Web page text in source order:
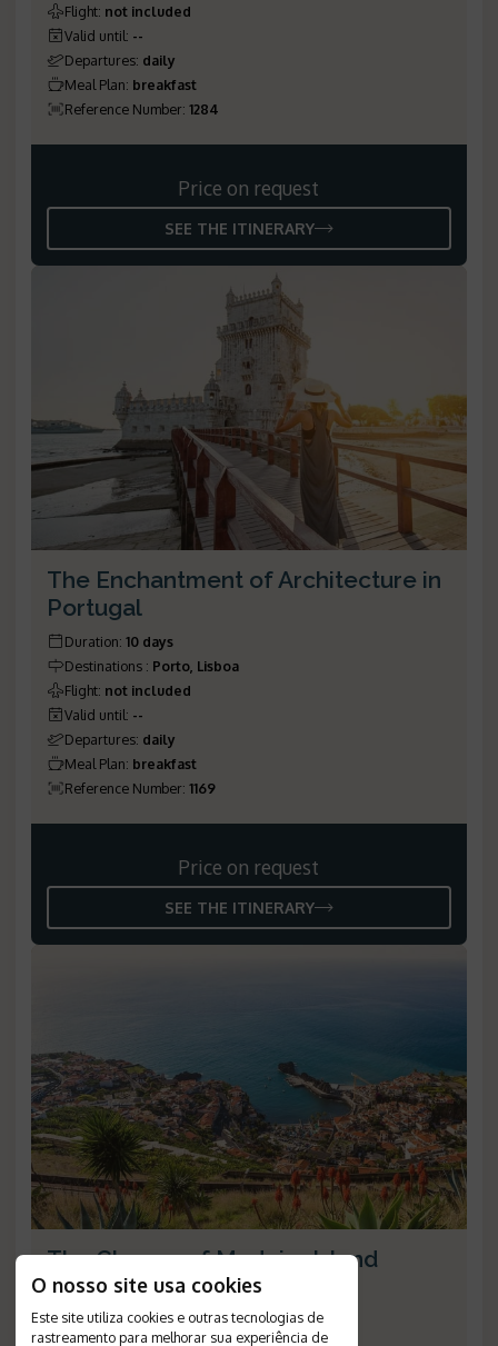
O nosso site usa cookies
Este site utiliza cookies e outras tecnologias de
rastreamento para melhorar sua experiência de
Flight: not included
Valid until: --
Departures: daily
Meal Plan: breakfast
Reference Number: 1284
Price on request
SEE THE ITINERARY
The Enchantment of Architecture in
Portugal
Duration: 10 days
Destinations : Porto, Lisboa
Flight: not included
Valid until: --
Departures: daily
Meal Plan: breakfast
Reference Number: 1169
Price on request
SEE THE ITINERARY
The Charms of Madeira Island
Duration:5 days
Destination: Funchal
Flight:not included